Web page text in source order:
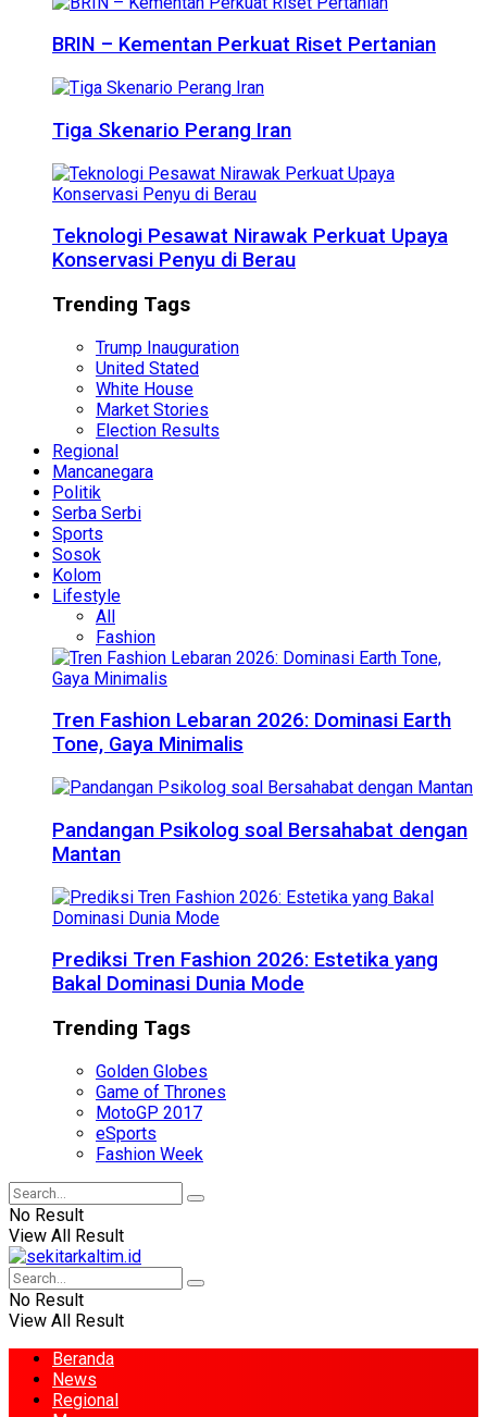
BRIN – Kementan Perkuat Riset Pertanian
Tiga Skenario Perang Iran
Teknologi Pesawat Nirawak Perkuat Upaya
Konservasi Penyu di Berau
Trending Tags
Trump Inauguration
United Stated
White House
Market Stories
Election Results
Regional
Mancanegara
Politik
Serba Serbi
Sports
Sosok
Kolom
Lifestyle
All
Fashion
Tren Fashion Lebaran 2026: Dominasi Earth
Tone, Gaya Minimalis
Pandangan Psikolog soal Bersahabat dengan
Mantan
Prediksi Tren Fashion 2026: Estetika yang
Bakal Dominasi Dunia Mode
Trending Tags
Golden Globes
Game of Thrones
MotoGP 2017
eSports
Fashion Week
No Result
View All Result
No Result
View All Result
Beranda
News
Regional